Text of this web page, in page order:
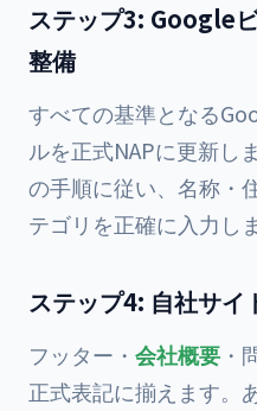
ステップ3: Google
整備
すべての基準となる
ルを正式NAPに更新し
の手順に従い、名称・
テゴリを正確に入力しま
ステップ4: 自社サイ
フッター・ 会社概要 ・
正式表記に揃えます。